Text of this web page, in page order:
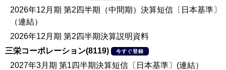
2026年12月期 第2四半期（中間期）決算短信〔日本基準〕
（連結）
2026年12月期 第2四半期決算説明資料
三栄コーポレーション(8119)
今すぐ登録
2027年3月期 第1四半期決算短信〔日本基準〕(連結）